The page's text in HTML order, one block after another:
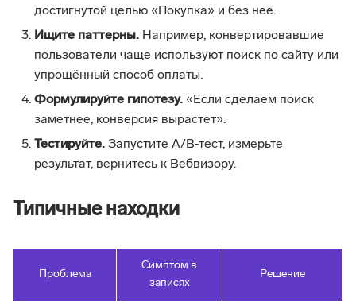
достигнутой целью «Покупка» и без неё.
Ищите паттерны. Например, конвертировавшие
пользователи чаще используют поиск по сайту или
упрощённый способ оплаты.
Формулируйте гипотезу. «Если сделаем поиск
заметнее, конверсия вырастет».
Тестируйте. Запустите A/B‑тест, измерьте
результат, вернитесь к Вебвизору.
Типичные находки
Проблема
Симптом в
записях
Решение